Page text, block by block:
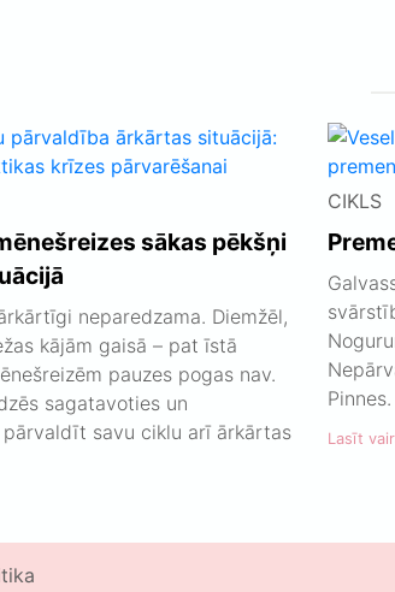
sākas pēkšņi
neparedzama. Diemžēl,
kājām gaisā – pat īstā
pauzes pogas nav.
sagatavoties un
pārvaldīt savu ciklu arī ārkārtas
CIKLS
Lasīt